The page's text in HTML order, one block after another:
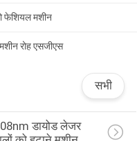
फेशियल मशीन
रोह एसजीएस
सभी
डायोड लेजर